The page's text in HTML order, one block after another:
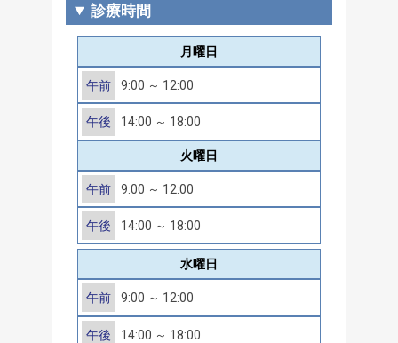
診療時間
月曜日
午前 9:00 ～ 12:00
午後 14:00 ～ 18:00
火曜日
午前 9:00 ～ 12:00
午後 14:00 ～ 18:00
水曜日
午前 9:00 ～ 12:00
午後 14:00 ～ 18:00